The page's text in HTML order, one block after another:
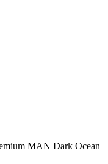
MAN Dark Ocean